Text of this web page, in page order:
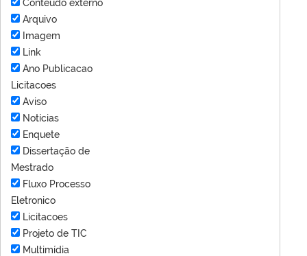
Conteúdo externo
Arquivo
Imagem
Link
Ano Publicacao
Licitacoes
Aviso
Notícias
Enquete
Dissertação de
Mestrado
Fluxo Processo
Eletronico
Licitacoes
Projeto de TIC
Multimídia